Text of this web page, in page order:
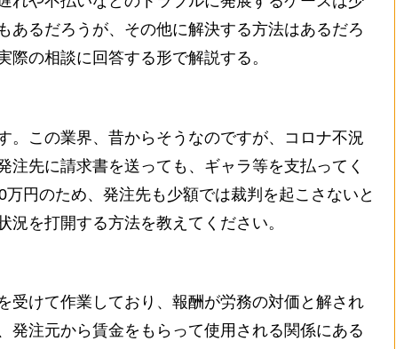
あるだろうが、その他に解決する方法はあるだろ
際の相談に回答する形で解説する。
この業界、昔からそうなのですが、コロナ不況
注先に請求書を送っても、ギャラ等を支払ってく
円のため、発注先も少額では裁判を起こさないと
況を打開する方法を教えてください。
受けて作業しており、報酬が労務の対価と解され
発注元から賃金をもらって使用される関係にある